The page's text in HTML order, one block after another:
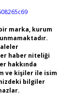
marka, kurum
haber niteliği
hakkında
ve kişiler ile isim
bilgiler